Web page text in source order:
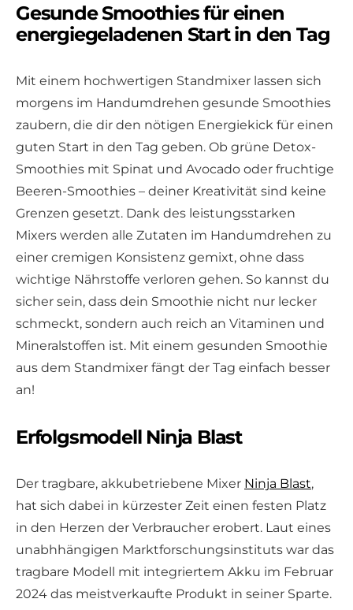
Gesunde Smoothies für einen
energiegeladenen Start in den Tag
Mit einem hochwertigen Standmixer lassen sich
morgens im Handumdrehen gesunde Smoothies
zaubern, die dir den nötigen Energiekick für einen
guten Start in den Tag geben. Ob grüne Detox-
Smoothies mit Spinat und Avocado oder fruchtige
Beeren-Smoothies – deiner Kreativität sind keine
Grenzen gesetzt. Dank des leistungsstarken
Mixers werden alle Zutaten im Handumdrehen zu
einer cremigen Konsistenz gemixt, ohne dass
wichtige Nährstoffe verloren gehen. So kannst du
sicher sein, dass dein Smoothie nicht nur lecker
schmeckt, sondern auch reich an Vitaminen und
Mineralstoffen ist. Mit einem gesunden Smoothie
aus dem Standmixer fängt der Tag einfach besser
an!
Erfolgsmodell Ninja Blast
Der tragbare, akkubetriebene Mixer Ninja Blast,
hat sich dabei in kürzester Zeit einen festen Platz
in den Herzen der Verbraucher erobert. Laut eines
unabhhängigen Marktforschungsinstituts war das
tragbare Modell mit integriertem Akku im Februar
2024 das meistverkaufte Produkt in seiner Sparte.